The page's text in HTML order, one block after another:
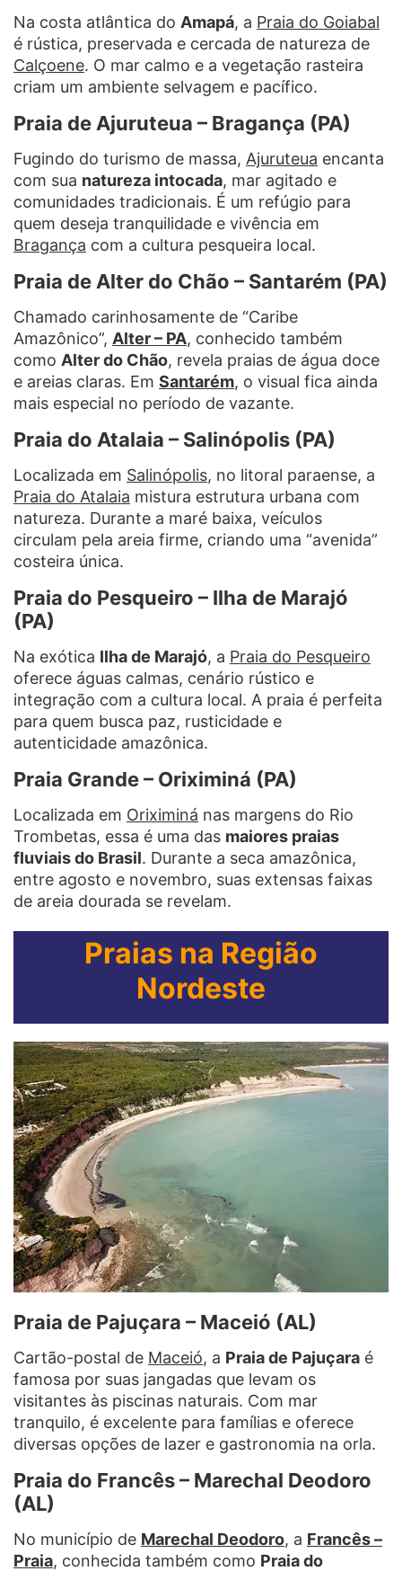
Na costa atlântica do Amapá, a Praia do Goiabal
é rústica, preservada e cercada de natureza de
Calçoene. O mar calmo e a vegetação rasteira
criam um ambiente selvagem e pacífico.
Praia de Ajuruteua – Bragança (PA)
Fugindo do turismo de massa, Ajuruteua encanta
com sua natureza intocada, mar agitado e
comunidades tradicionais. É um refúgio para
quem deseja tranquilidade e vivência em
Bragança com a cultura pesqueira local.
Praia de Alter do Chão – Santarém (PA)
Chamado carinhosamente de “Caribe
Amazônico”, Alter – PA, conhecido também
como Alter do Chão, revela praias de água doce
e areias claras. Em Santarém, o visual fica ainda
mais especial no período de vazante.
Praia do Atalaia – Salinópolis (PA)
Localizada em Salinópolis, no litoral paraense, a
Praia do Atalaia mistura estrutura urbana com
natureza. Durante a maré baixa, veículos
circulam pela areia firme, criando uma “avenida”
costeira única.
Praia do Pesqueiro – Ilha de Marajó
(PA)
Na exótica Ilha de Marajó, a Praia do Pesqueiro
oferece águas calmas, cenário rústico e
integração com a cultura local. A praia é perfeita
para quem busca paz, rusticidade e
autenticidade amazônica.
Praia Grande – Oriximiná (PA)
Localizada em Oriximiná nas margens do Rio
Trombetas, essa é uma das maiores praias
fluviais do Brasil. Durante a seca amazônica,
entre agosto e novembro, suas extensas faixas
de areia dourada se revelam.
Praias na Região
Nordeste
Praia de Pajuçara – Maceió (AL)
Cartão-postal de Maceió, a Praia de Pajuçara é
famosa por suas jangadas que levam os
visitantes às piscinas naturais. Com mar
tranquilo, é excelente para famílias e oferece
diversas opções de lazer e gastronomia na orla.
Praia do Francês – Marechal Deodoro
(AL)
No município de Marechal Deodoro, a Francês –
Praia, conhecida também como Praia do